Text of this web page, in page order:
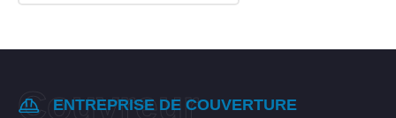
ENTREPRISE DE COUVERTURE